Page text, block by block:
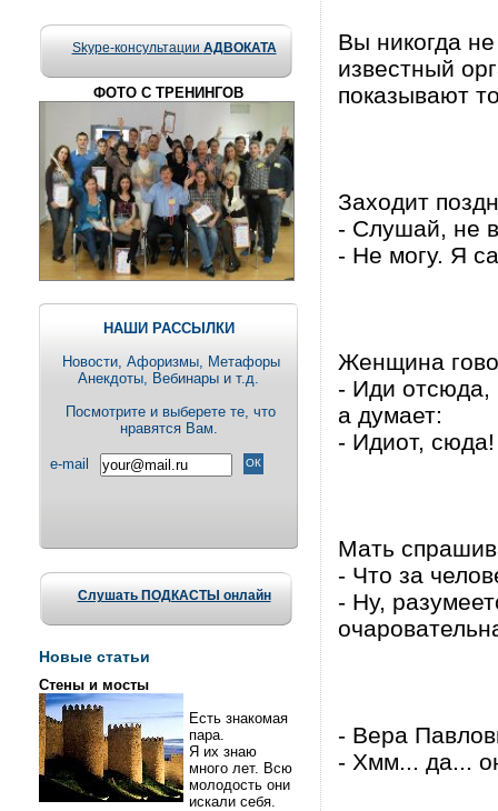
Skype-консультации АДВОКАТА
ФОТО С ТРЕНИНГОВ
НАШИ РАССЫЛКИ
Новости, Aфоризмы, Метафоры
Анекдоты, Вебинары и т.д.
Посмотрите и выберете те, что
нравятся Вам.
e-mail
Слушать ПОДКАСТЫ онлайн
Новые статьи
Стены и мосты
Есть знакомая
пара.
Я их знаю
много лет. Всю
молодость они
искали себя.
Вы никогда
известный
показывают
Заходит
- Слушай, не
- Не могу. Я
Женщина
- Иди отсюда,
а думает:
- Идиот, сюда!
Мать
- Что за
- Hу,
- Вера
- Хмм... да...